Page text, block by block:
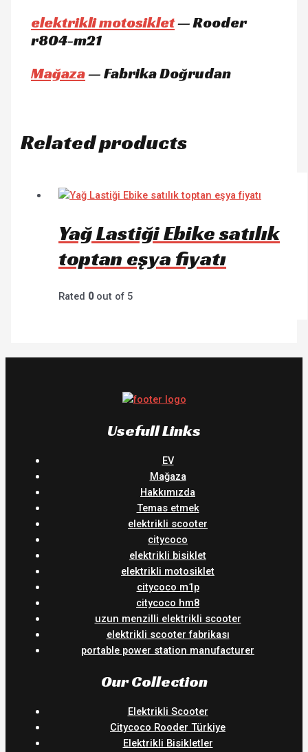
elektrikli motosiklet— Rooder
r804-m21
Mağaza— Fabrika Doğrudan
Related products
Yağ Lastiği Ebike satılık
toptan eşya fiyatı
Rated 0out of 5
Usefull Links
EV
Mağaza
Hakkımızda
Temas etmek
elektrikli scooter
citycoco
elektrikli bisiklet
elektrikli motosiklet
citycoco m1p
citycoco hm8
uzun menzilli elektrikli scooter
elektrikli scooter fabrikası
portable power station manufacturer
Our Collection
Elektrikli Scooter
Citycoco Rooder Türkiye
Elektrikli Bisikletler